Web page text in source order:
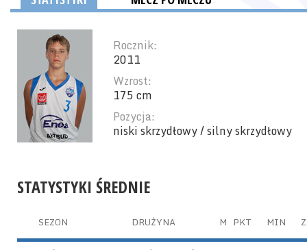
Rocznik:
2011
Wzrost:
175 cm
Pozycja:
niski skrzydłowy / silny skrzydłowy
STATYSTYKI ŚREDNIE
SEZON DRUŻYNA M PKT MIN